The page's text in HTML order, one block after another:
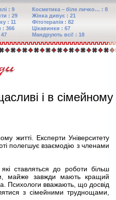
Косметика – біле личко… : 8
Жінка дивує : 21
Фітотерапія : 82
Цікавинки : 67
Мандрують всі! : 18
: 9
: 29
: 11
: 366
і в сімейному
житті. Експерти Університету
полегшує взаємодію з членами
ставляться до роботи більш
майже завжди мають кращий
Психологи вважають, що досвід
з сімейними труднощами,